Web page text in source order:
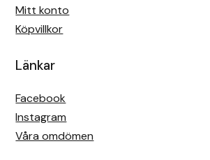
Mitt konto
Köpvillkor
Länkar
Facebook
Instagram
Våra omdömen